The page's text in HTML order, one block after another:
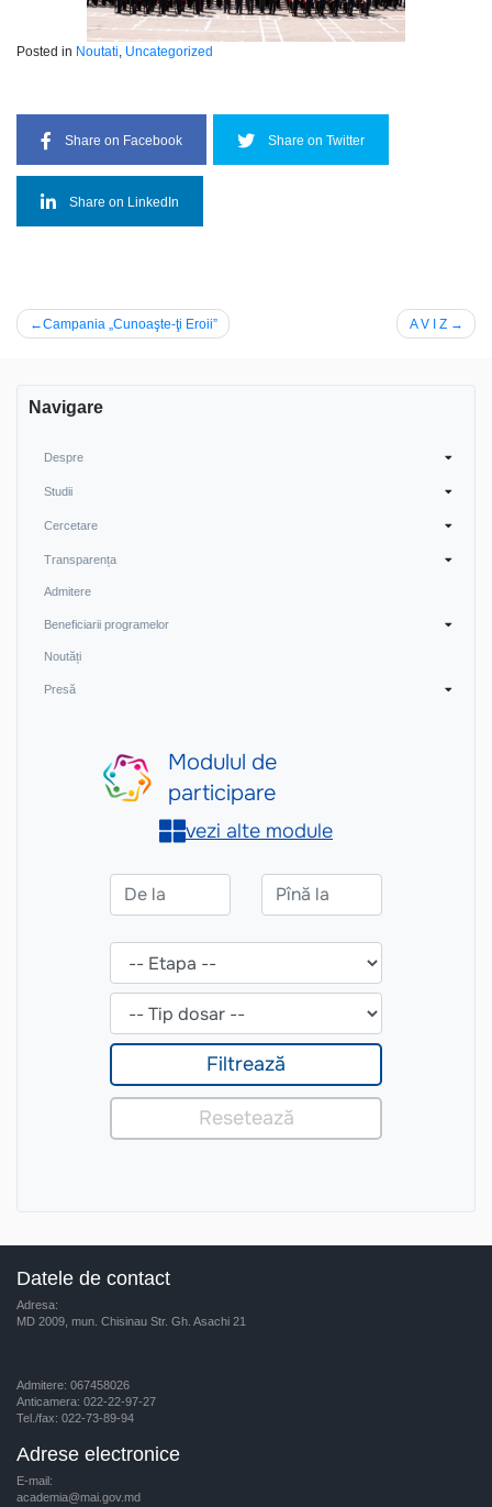
Posted in Noutati, Uncategorized
Share on Facebook Share on Twitter
Share on LinkedIn
Navigare
Campania „Cunoaşte-ţi Eroii” A V I Z
Navigare
Despre
Studii
Cercetare
Transparența
Admitere
Beneficiarii programelor
Noutăți
Presă
Datele de contact
Adresa:
MD 2009, mun. Chisinau Str. Gh. Asachi 21
Admitere: 067458026
Anticamera: 022-22-97-27
Tel./fax: 022-73-89-94
Adrese electronice
E-mail:
academia@mai.gov.md